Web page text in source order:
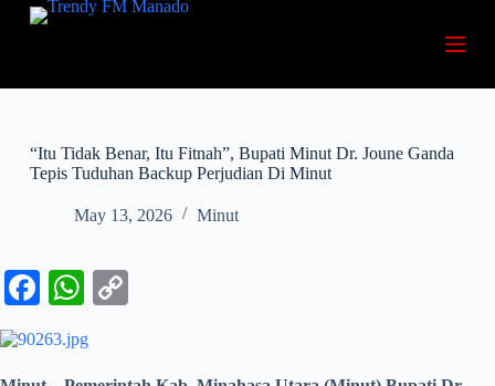
S
“Itu Tidak Benar, Itu Fitnah”, Bupati Minut Dr. Joune Ganda
Tepis Tuduhan Backup Perjudian Di Minut
May 13, 2026 Minut
Fa
ce
bo
W
ts